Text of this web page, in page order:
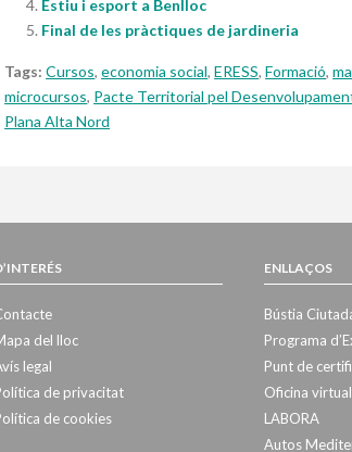
Estiu i esport a Benlloc
Final de les pràctiques de jardineria
Tags: Cursos,economia social,ERESS,Formació,
microcursos, Pacte Territorial pel
Plana Alta Nord
del lloc
legal
de privacitat
de cookies
ENLLAÇOS
Bústia
Programa
Punt de
Oficina
LABORA
Autos